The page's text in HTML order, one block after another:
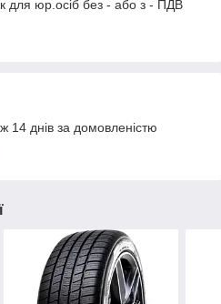
для юр.осіб без - або з - ПДВ
14 днів за домовленістю